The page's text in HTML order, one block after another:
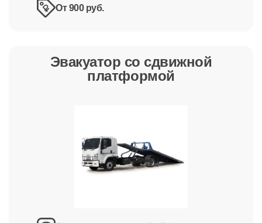
От 900 руб.
Эвакуатор со сдвижной
платформой